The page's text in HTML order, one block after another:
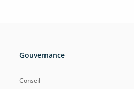
Gouvernance
Conseil